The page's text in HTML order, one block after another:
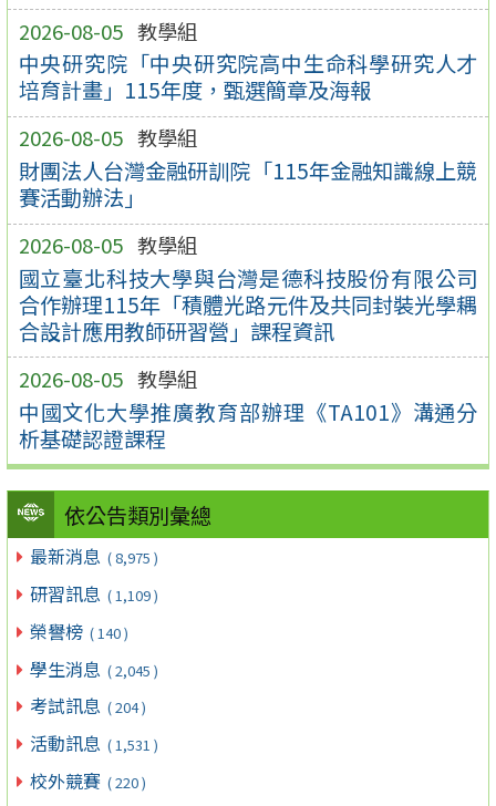
2026-08-05 教學組
中央研究院「中央研究院高中生命科學研究人才
培育計畫」115年度，甄選簡章及海報
2026-08-05 教學組
財團法人台灣金融研訓院「115年金融知識線上競
賽活動辦法」
2026-08-05 教學組
國立臺北科技大學與台灣是德科技股份有限公司
合作辦理115年「積體光路元件及共同封裝光學耦
合設計應用教師研習營」課程資訊
2026-08-05 教學組
中國文化大學推廣教育部辦理《TA101》溝通分
析基礎認證課程
依公告類別彙總
最新消息 ( 8,975 )
研習訊息 ( 1,109 )
榮譽榜 ( 140 )
學生消息 ( 2,045 )
考試訊息 ( 204 )
活動訊息 ( 1,531 )
校外競賽 ( 220 )